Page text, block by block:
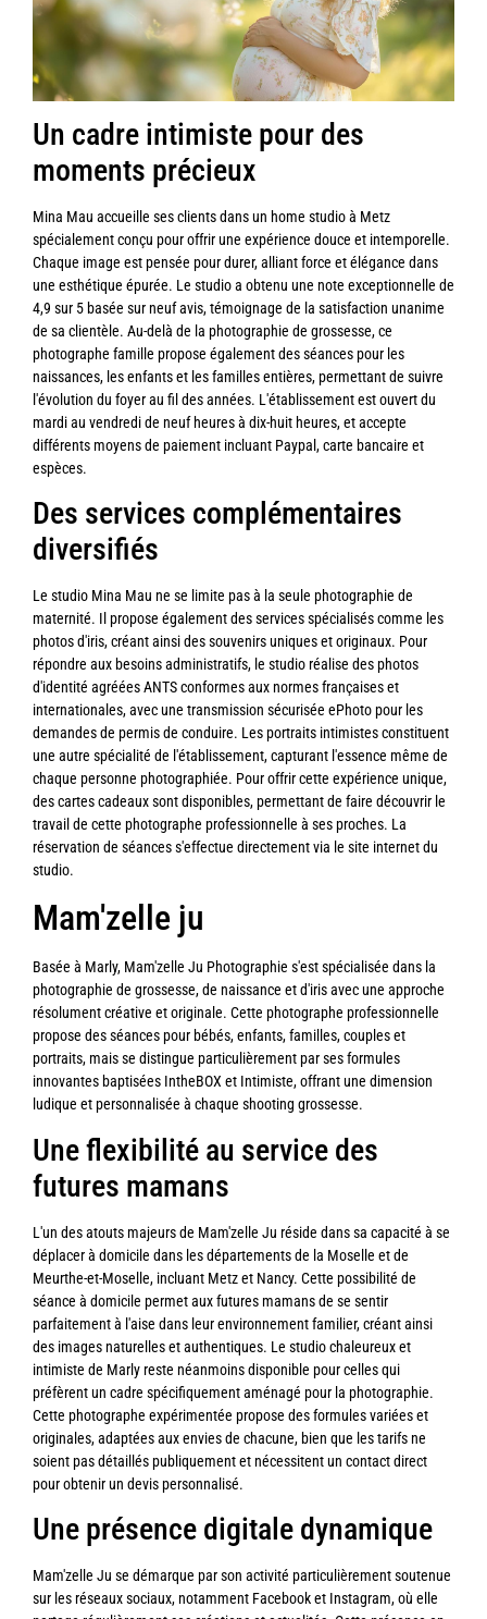
Un cadre intimiste pour des
moments précieux
Mina Mau accueille ses clients dans un home studio à Metz
spécialement conçu pour offrir une expérience douce et intemporelle.
Chaque image est pensée pour durer, alliant force et élégance dans
une esthétique épurée. Le studio a obtenu une note exceptionnelle de
4,9 sur 5 basée sur neuf avis, témoignage de la satisfaction unanime
de sa clientèle. Au-delà de la photographie de grossesse, ce
photographe famille propose également des séances pour les
naissances, les enfants et les familles entières, permettant de suivre
l'évolution du foyer au fil des années. L'établissement est ouvert du
mardi au vendredi de neuf heures à dix-huit heures, et accepte
différents moyens de paiement incluant Paypal, carte bancaire et
espèces.
Des services complémentaires
diversifiés
Le studio Mina Mau ne se limite pas à la seule photographie de
maternité. Il propose également des services spécialisés comme les
photos d'iris, créant ainsi des souvenirs uniques et originaux. Pour
répondre aux besoins administratifs, le studio réalise des photos
d'identité agréées ANTS conformes aux normes françaises et
internationales, avec une transmission sécurisée ePhoto pour les
demandes de permis de conduire. Les portraits intimistes constituent
une autre spécialité de l'établissement, capturant l'essence même de
chaque personne photographiée. Pour offrir cette expérience unique,
des cartes cadeaux sont disponibles, permettant de faire découvrir le
travail de cette photographe professionnelle à ses proches. La
réservation de séances s'effectue directement via le site internet du
studio.
Mam'zelle ju
Basée à Marly, Mam'zelle Ju Photographie s'est spécialisée dans la
photographie de grossesse, de naissance et d'iris avec une approche
résolument créative et originale. Cette photographe professionnelle
propose des séances pour bébés, enfants, familles, couples et
portraits, mais se distingue particulièrement par ses formules
innovantes baptisées IntheBOX et Intimiste, offrant une dimension
ludique et personnalisée à chaque shooting grossesse.
Une flexibilité au service des
futures mamans
L'un des atouts majeurs de Mam'zelle Ju réside dans sa capacité à se
déplacer à domicile dans les départements de la Moselle et de
Meurthe-et-Moselle, incluant Metz et Nancy. Cette possibilité de
séance à domicile permet aux futures mamans de se sentir
parfaitement à l'aise dans leur environnement familier, créant ainsi
des images naturelles et authentiques. Le studio chaleureux et
intimiste de Marly reste néanmoins disponible pour celles qui
préfèrent un cadre spécifiquement aménagé pour la photographie.
Cette photographe expérimentée propose des formules variées et
originales, adaptées aux envies de chacune, bien que les tarifs ne
soient pas détaillés publiquement et nécessitent un contact direct
pour obtenir un devis personnalisé.
Une présence digitale dynamique
Mam'zelle Ju se démarque par son activité particulièrement soutenue
sur les réseaux sociaux, notamment Facebook et Instagram, où elle